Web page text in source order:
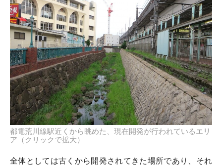
都電荒川線駅近くから眺めた、現在開発が行われているエリ
ア（クリックで拡大）
全体としては古くから開発されてきた場所であり、それ